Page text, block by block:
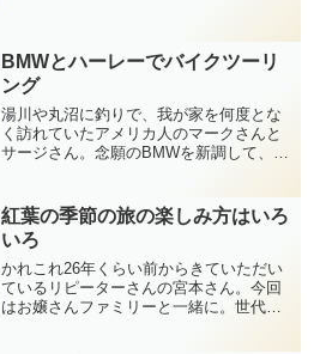
BMWとハーレーでバイクツーリ
ング
湯川や丸沼に釣りで、我が家を何度とな
く訪れていたアメリカ人のマークさんと
サージさん。念願のBMWを新調して、カ
楽しんでいました。BMWはCDが6枚セッ
トでき、スピーカー...
紅葉の季節の旅の楽しみ方はいろ
いろ
かれこれ26年くらい前からきていただい
ているリピーターさんの宮本さん。今回
はお嬢さんファミリーと一緒に。世代を